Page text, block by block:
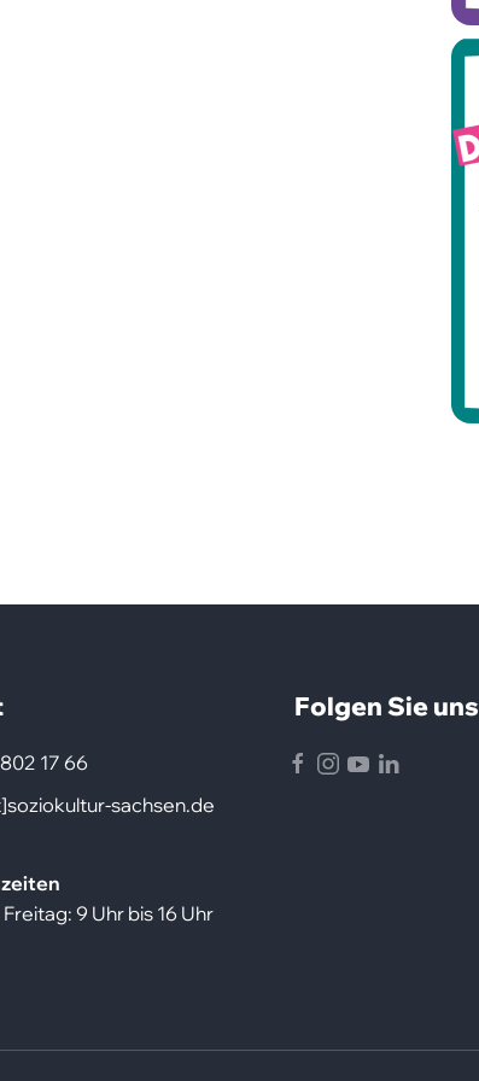
17 66
sachsen.de
9 Uhr bis 16 Uhr
Folgen Sie uns
Facebook
Instagram
YoutubeLinkedIn